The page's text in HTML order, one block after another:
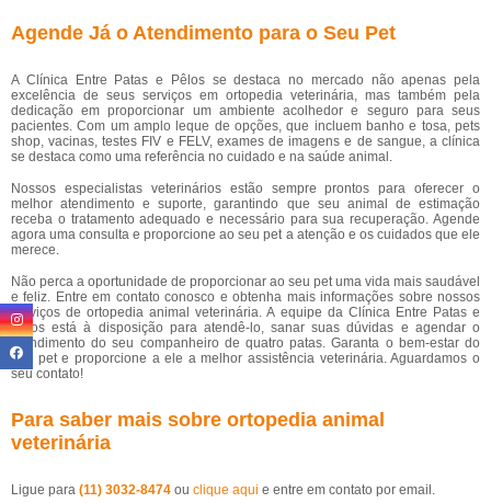
Agende Já o Atendimento para o Seu Pet
A Clínica Entre Patas e Pêlos se destaca no mercado não apenas pela
excelência de seus serviços em ortopedia veterinária, mas também pela
dedicação em proporcionar um ambiente acolhedor e seguro para seus
pacientes. Com um amplo leque de opções, que incluem banho e tosa, pets
shop, vacinas, testes FIV e FELV, exames de imagens e de sangue, a clínica
se destaca como uma referência no cuidado e na saúde animal.
Nossos especialistas veterinários estão sempre prontos para oferecer o
melhor atendimento e suporte, garantindo que seu animal de estimação
receba o tratamento adequado e necessário para sua recuperação. Agende
agora uma consulta e proporcione ao seu pet a atenção e os cuidados que ele
merece.
Não perca a oportunidade de proporcionar ao seu pet uma vida mais saudável
e feliz. Entre em contato conosco e obtenha mais informações sobre nossos
serviços de ortopedia animal veterinária. A equipe da Clínica Entre Patas e
Pêlos está à disposição para atendê-lo, sanar suas dúvidas e agendar o
atendimento do seu companheiro de quatro patas. Garanta o bem-estar do
seu pet e proporcione a ele a melhor assistência veterinária. Aguardamos o
seu contato!
Para saber mais sobre ortopedia animal
veterinária
Ligue para (11) 3032-8474 ou clique aqui e entre em contato por email.